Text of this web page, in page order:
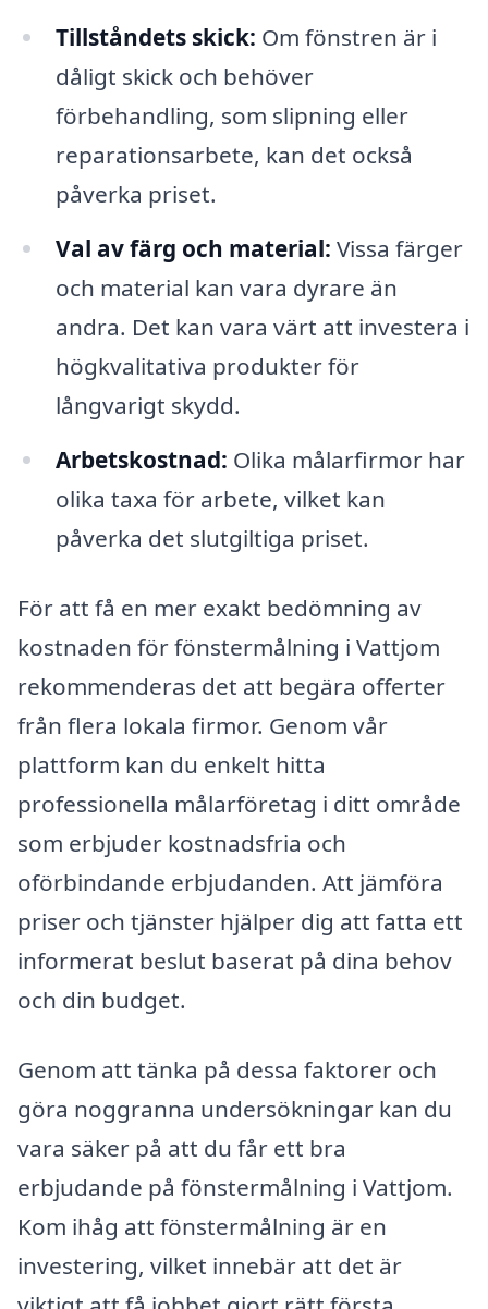
Tillståndets skick: Om fönstren är i
dåligt skick och behöver
förbehandling, som slipning eller
reparationsarbete, kan det också
påverka priset.
Val av färg och material: Vissa färger
och material kan vara dyrare än
andra. Det kan vara värt att investera i
högkvalitativa produkter för
långvarigt skydd.
Arbetskostnad: Olika målarfirmor har
olika taxa för arbete, vilket kan
påverka det slutgiltiga priset.
För att få en mer exakt bedömning av
kostnaden för fönstermålning i Vattjom
rekommenderas det att begära offerter
från flera lokala firmor. Genom vår
plattform kan du enkelt hitta
professionella målarföretag i ditt område
som erbjuder kostnadsfria och
oförbindande erbjudanden. Att jämföra
priser och tjänster hjälper dig att fatta ett
informerat beslut baserat på dina behov
och din budget.
Genom att tänka på dessa faktorer och
göra noggranna undersökningar kan du
vara säker på att du får ett bra
erbjudande på fönstermålning i Vattjom.
Kom ihåg att fönstermålning är en
investering, vilket innebär att det är